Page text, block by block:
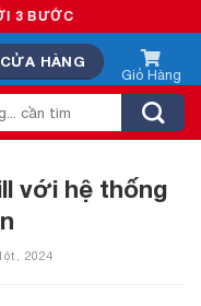
HÀNG
với hệ thống
2024